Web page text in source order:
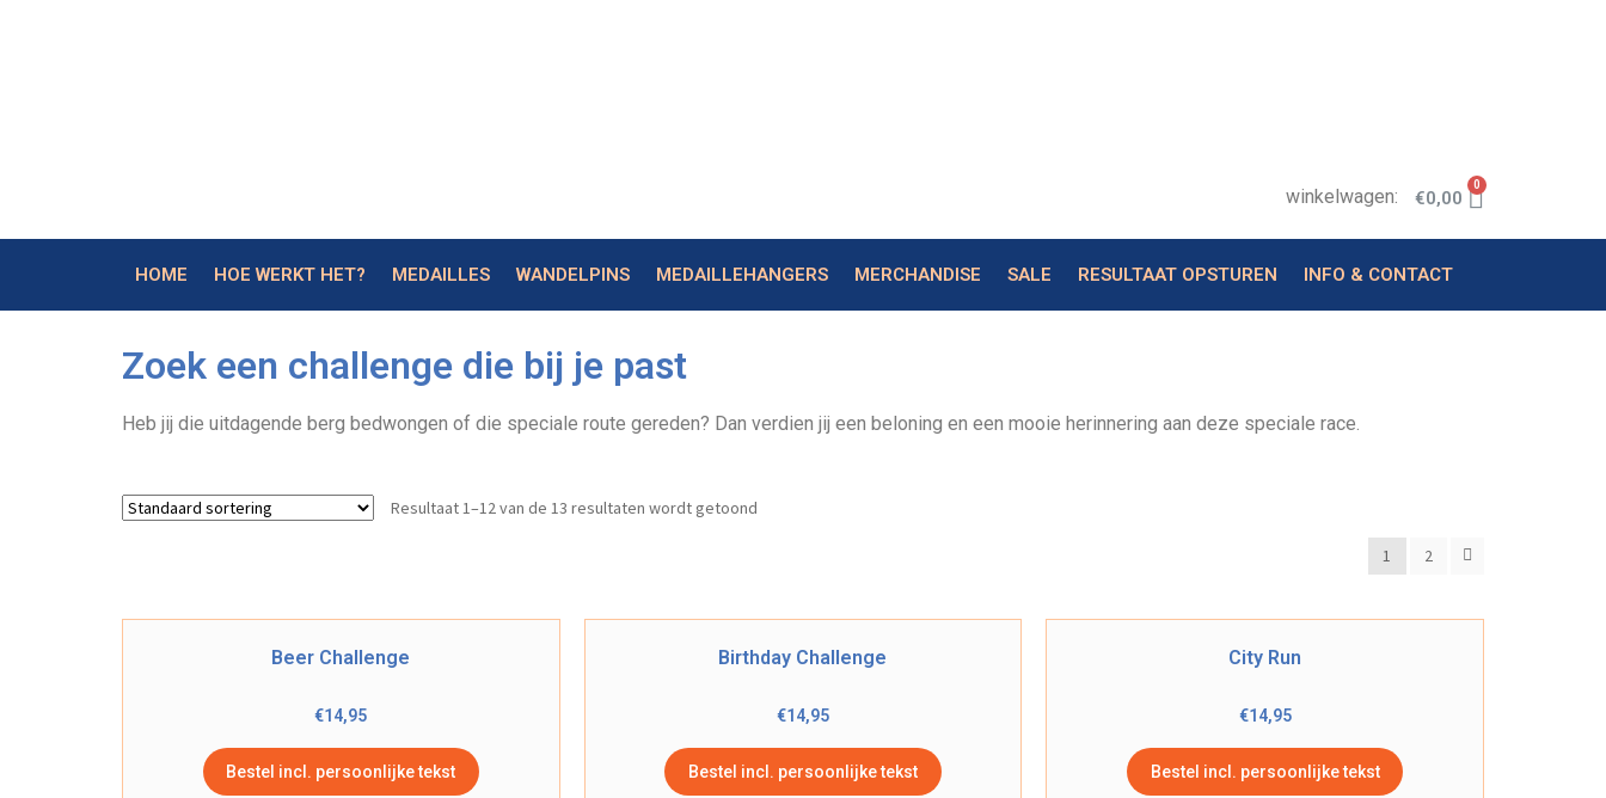
winkelwagen: €0,00
0
HOME HOE WERKT HET? MEDAILLES WANDELPINS MEDAILLEHANGERS MERCHANDISE SALE RESULTAAT OPSTUREN INFO & CONTACT
Zoek een challenge die bij je past
Heb jij die uitdagende berg bedwongen of die speciale route gereden? Dan verdien jij een beloning en een mooie herinnering aan deze speciale race.
Resultaat 1–12 van de 13 resultaten wordt getoond
1 2
Beer Challenge
€14,95
Bestel incl. persoonlijke tekst
Birthday Challenge
€14,95
Bestel incl. persoonlijke tekst
City Run
€14,95
Bestel incl. persoonlijke tekst